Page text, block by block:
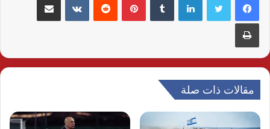
طباعة
مقالات ذات صلة